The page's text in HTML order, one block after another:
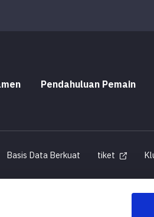
Pendahuluan Pemain
Basis Data Berkuat tiket